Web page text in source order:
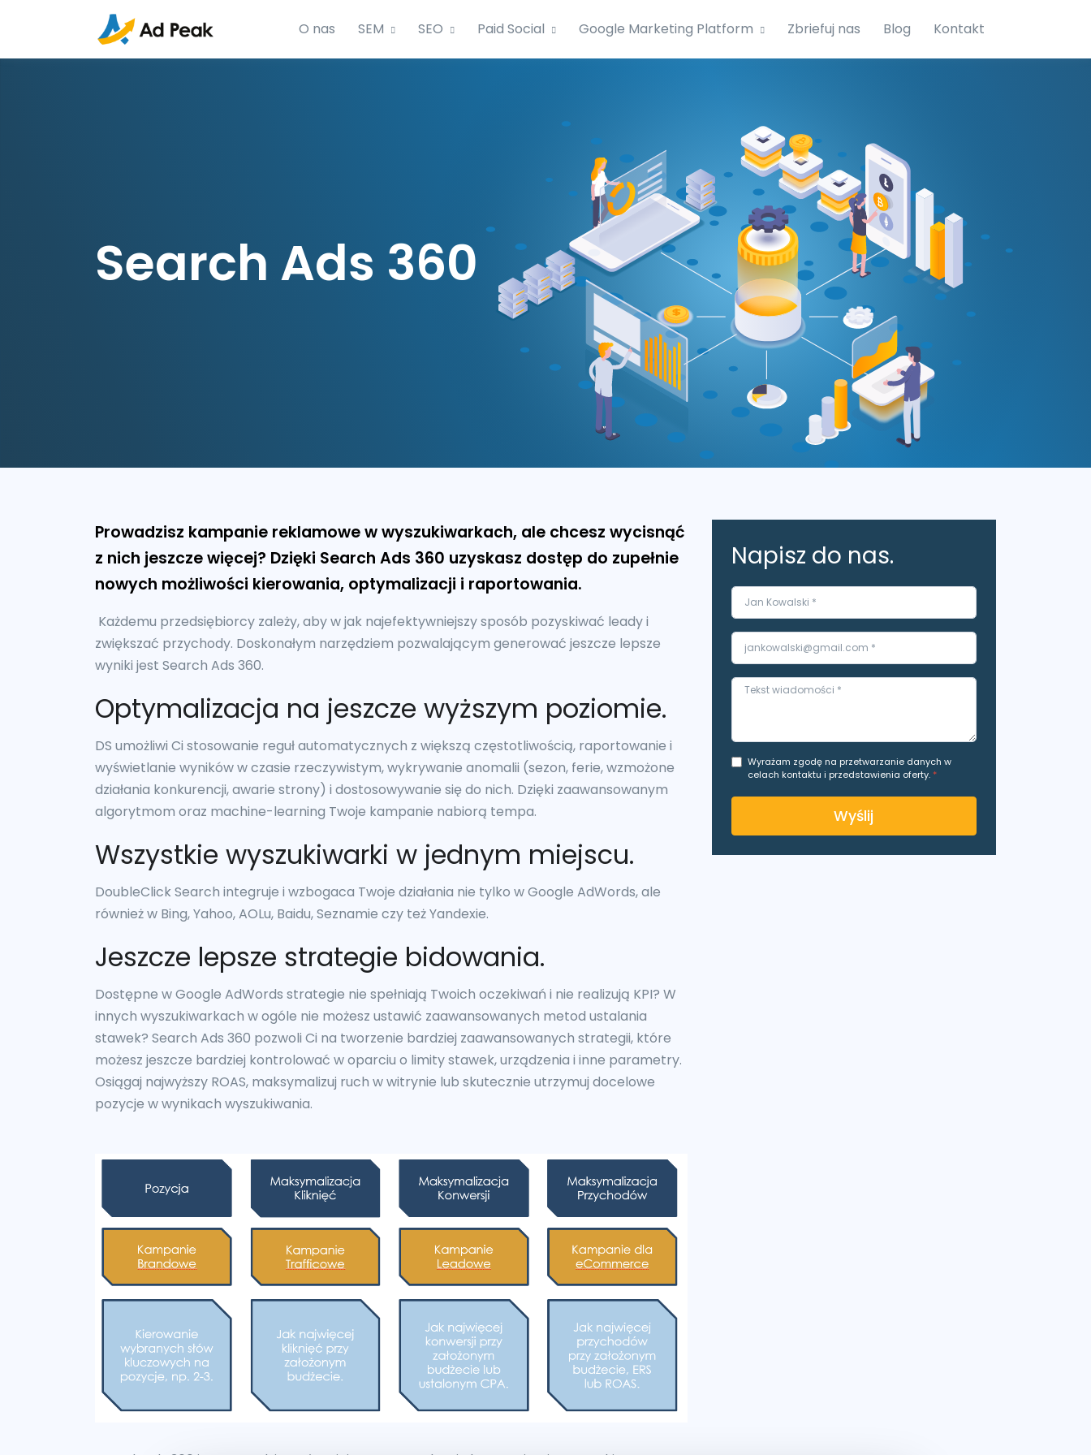
O nas SEM SEO Paid Social Google Marketing Platform Zbriefuj nas Blog Kontakt
Search Ads 360
Prowadzisz kampanie reklamowe w wyszukiwarkach, ale chcesz wycisnąć
z nich jeszcze więcej? Dzięki Search Ads 360 uzyskasz dostęp do zupełnie
nowych możliwości kierowania, optymalizacji i raportowania.
Każdemu przedsiębiorcy zależy, aby w jak najefektywniejszy sposób pozyskiwać leady i
zwiększać przychody. Doskonałym narzędziem pozwalającym generować jeszcze lepsze
wyniki jest Search Ads 360.
Optymalizacja na jeszcze wyższym poziomie.
DS umożliwi Ci stosowanie reguł automatycznych z większą częstotliwością, raportowanie i
wyświetlanie wyników w czasie rzeczywistym, wykrywanie anomalii (sezon, ferie, wzmożone
działania konkurencji, awarie strony) i dostosowywanie się do nich. Dzięki zaawansowanym
algorytmom oraz machine-learning Twoje kampanie nabiorą tempa.
Wszystkie wyszukiwarki w jednym miejscu.
DoubleClick Search integruje i wzbogaca Twoje działania nie tylko w Google AdWords, ale
również w Bing, Yahoo, AOLu, Baidu, Seznamie czy też Yandexie.
Jeszcze lepsze strategie bidowania.
Dostępne w Google AdWords strategie nie spełniają Twoich oczekiwań i nie realizują KPI? W
innych wyszukiwarkach w ogóle nie możesz ustawić zaawansowanych metod ustalania
stawek? Search Ads 360 pozwoli Ci na tworzenie bardziej zaawansowanych strategii, które
możesz jeszcze bardziej kontrolować w oparciu o limity stawek, urządzenia i inne parametry.
Osiągaj najwyższy ROAS, maksymalizuj ruch w witrynie lub skutecznie utrzymuj docelowe
pozycje w wynikach wyszukiwania.
Napisz do nas.
Wyrażam zgodę na przetwarzanie danych w
celach kontaktu i przedstawienia oferty. *
Wyślij